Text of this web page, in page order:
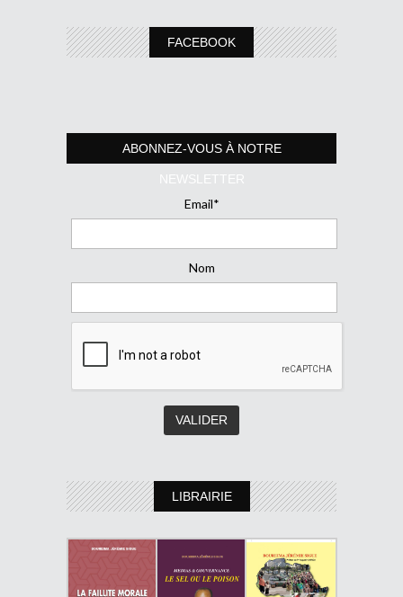
FACEBOOK
ABONNEZ-VOUS À NOTRE
NEWSLETTER
Email*
Nom
LIBRAIRIE